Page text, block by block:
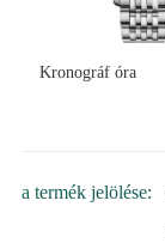
Kronográf óra
a termék jelölése: